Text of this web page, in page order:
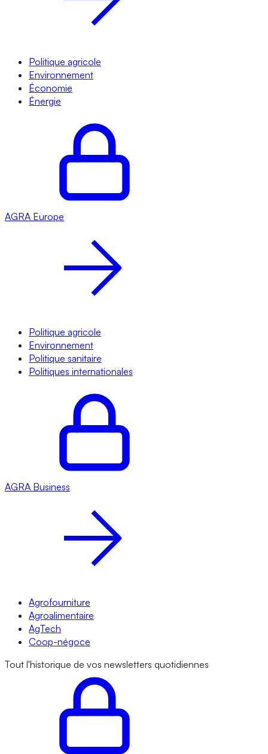
Politique agricole
Environnement
Économie
Énergie
AGRA Europe
Politique agricole
Environnement
Politique sanitaire
Politiques internationales
AGRA Business
Agrofourniture
Agroalimentaire
AgTech
Coop-négoce
Tout l'historique de vos newsletters quotidiennes